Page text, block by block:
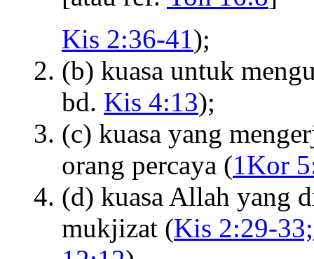
Kis 2:36-41);
(b) kuasa untuk
bd. Kis 4:13);
(c) kuasa yang
orang percaya (1Kor
(d) kuasa Allah yang
mukjizat (Kis 2:29-